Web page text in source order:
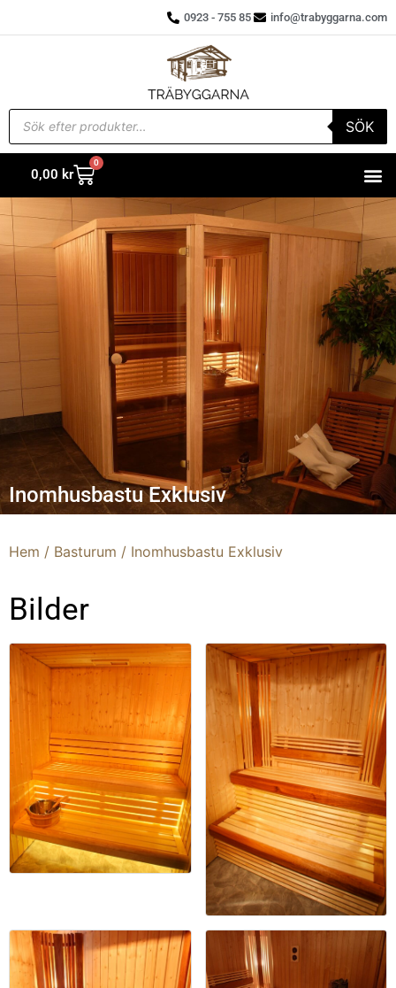
0923 - 755 85 info@trabyggarna.com
SÖK
0,00 kr
0
Inomhusbastu Exklusiv
Hem / Basturum / Inomhusbastu Exklusiv
Bilder